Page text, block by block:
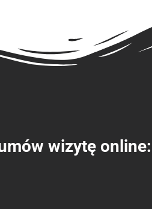
wizytę online: